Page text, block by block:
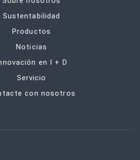
Sustentabilidad
Productos
Noticias
en I + D
Servicio
con nosotros